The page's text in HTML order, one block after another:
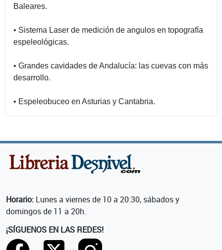
Baleares.
• Sistema Laser de medición de angulos en topografía
espeleológicas.
• Grandes cavidades de Andalucía: las cuevas con más
desarrollo.
• Espeleobuceo en Asturias y Cantabria.
Horario: Lunes a viernes de 10 a 20:30, sábados y
domingos de 11 a 20h.
¡SÍGUENOS EN LAS REDES!